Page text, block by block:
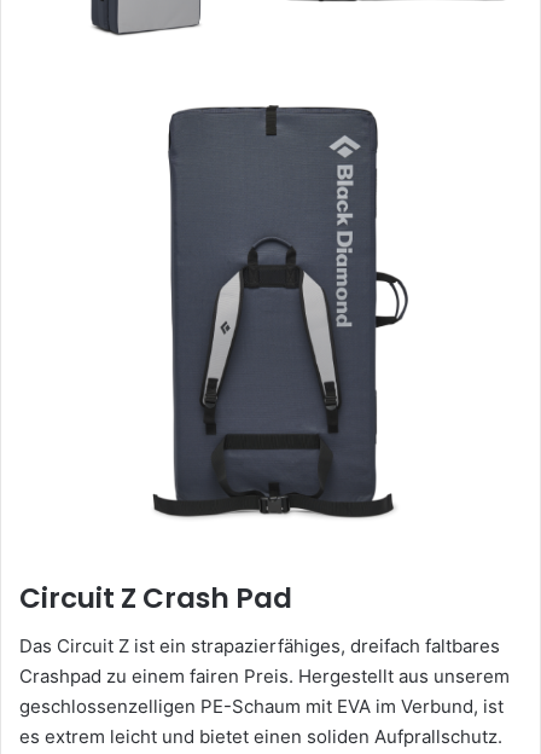
Circuit Z Crash Pad
Das Circuit Z ist ein strapazierfähiges, dreifach faltbares
Crashpad zu einem fairen Preis. Hergestellt aus unserem
geschlossenzelligen PE-Schaum mit EVA im Verbund, ist
es extrem leicht und bietet einen soliden Aufprallschutz.